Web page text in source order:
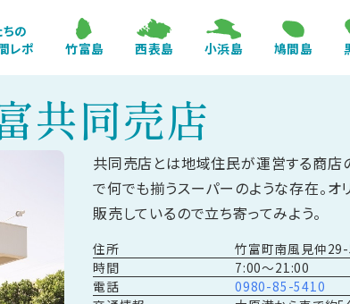
の
レポ
竹富島 西表島 小浜島 鳩間島
共同売店
共同売店とは地域住民が運営する商店
で何でも揃うスーパーのような存在。オ
販売しているので立ち寄ってみよう。
住所
竹富町南風見仲
時間
7:00～21:00
電話
0980-85-5410